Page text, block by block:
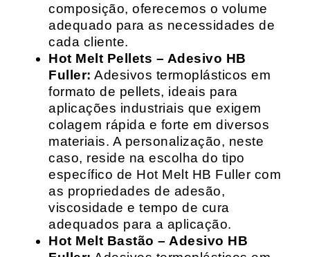
composição, oferecemos o volume
adequado para as necessidades de
cada cliente.
Hot Melt Pellets – Adesivo HB
Fuller: Adesivos termoplásticos em
formato de pellets, ideais para
aplicações industriais que exigem
colagem rápida e forte em diversos
materiais. A personalização, neste
caso, reside na escolha do tipo
específico de Hot Melt HB Fuller com
as propriedades de adesão,
viscosidade e tempo de cura
adequados para a aplicação.
Hot Melt Bastão – Adesivo HB